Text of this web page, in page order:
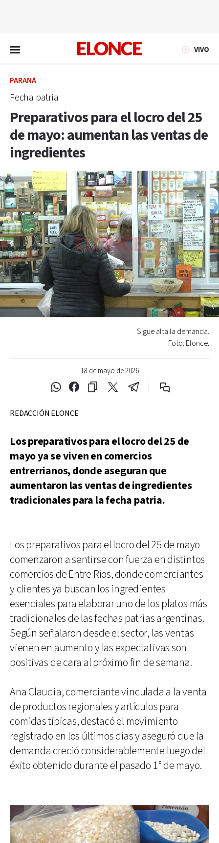
VIVO
PARANÁ
Fecha patria
Preparativos para el locro del 25
de mayo: aumentan las ventas de
ingredientes
18 de mayo de 2026
Sigue alta la demanda.
Foto: Elonce.
REDACCIÓN ELONCE
Los preparativos para el locro del 25 de
mayo ya se viven en comercios
entrerrianos, donde aseguran que
aumentaron las ventas de ingredientes
tradicionales para la fecha patria.
Los preparativos para el locro del 25 de mayo
comenzaron a sentirse con fuerza en distintos
comercios de Entre Ríos, donde comerciantes
y clientes ya buscan los ingredientes
esenciales para elaborar uno de los platos más
tradicionales de las fechas patrias argentinas.
Según señalaron desde el sector, las ventas
vienen en aumento y las expectativas son
positivas de cara al próximo fin de semana.
Ana Claudia, comerciante vinculada a la venta
de productos regionales y artículos para
comidas típicas, destacó el movimiento
registrado en los últimos días y aseguró que la
demanda creció considerablemente luego del
éxito obtenido durante el pasado 1° de mayo.